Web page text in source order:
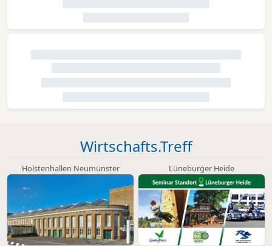
Wirtschafts.Treff
Holstenhallen Neumünster Lüneburger Heide